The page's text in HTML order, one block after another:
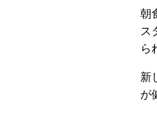
朝
ス
ら
新
が